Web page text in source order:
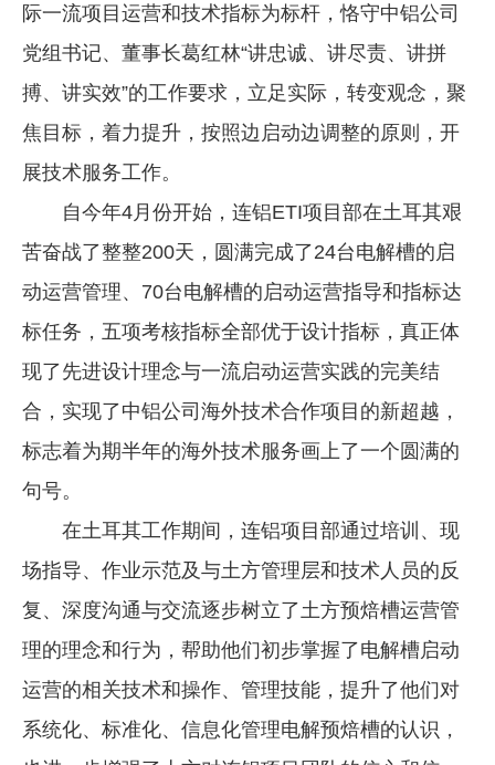
际一流项目运营和技术指标为标杆，恪守中铝公司
党组书记、董事长葛红林“讲忠诚、讲尽责、讲拼
搏、讲实效”的工作要求，立足实际，转变观念，聚
焦目标，着力提升，按照边启动边调整的原则，开
展技术服务工作。
自今年4月份开始，连铝ETI项目部在土耳其艰
苦奋战了整整200天，圆满完成了24台电解槽的启
动运营管理、70台电解槽的启动运营指导和指标达
标任务，五项考核指标全部优于设计指标，真正体
现了先进设计理念与一流启动运营实践的完美结
合，实现了中铝公司海外技术合作项目的新超越，
标志着为期半年的海外技术服务画上了一个圆满的
句号。
在土耳其工作期间，连铝项目部通过培训、现
场指导、作业示范及与土方管理层和技术人员的反
复、深度沟通与交流逐步树立了土方预焙槽运营管
理的理念和行为，帮助他们初步掌握了电解槽启动
运营的相关技术和操作、管理技能，提升了他们对
系统化、标准化、信息化管理电解预焙槽的认识，